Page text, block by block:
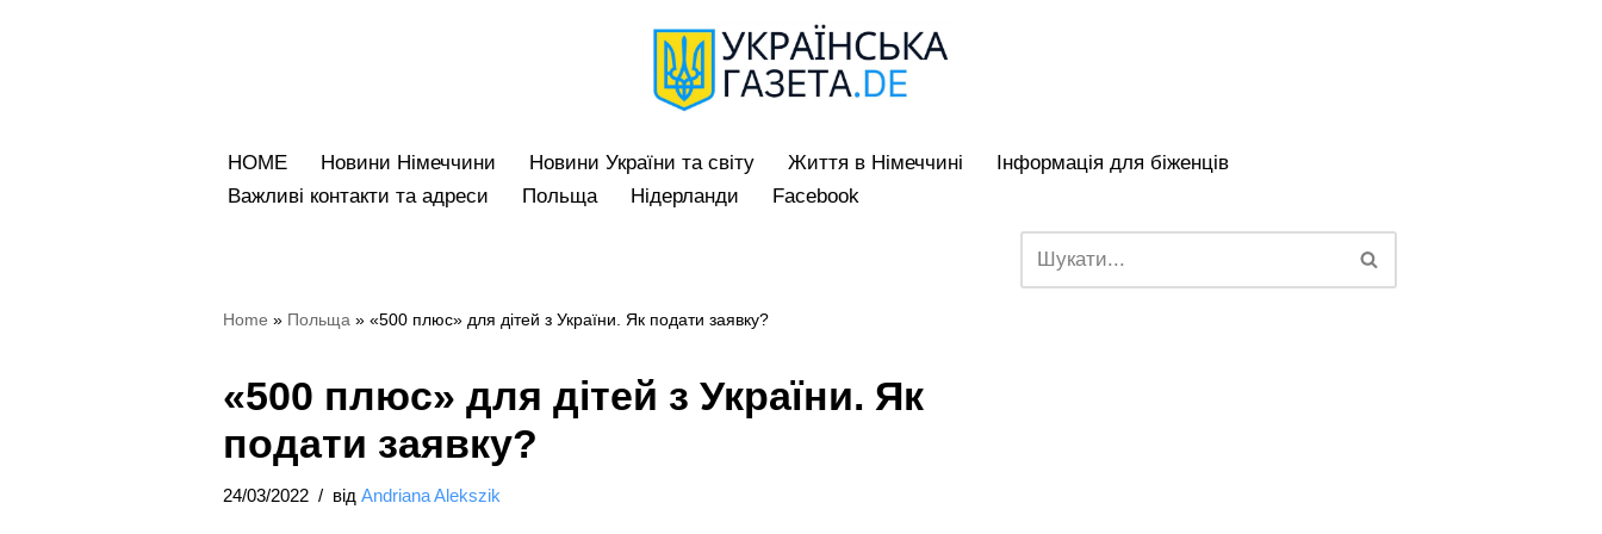
HOME
Новини Німеччини Hовини України та світу Життя в Німеччині
Iнформація для біженців
Bажливі контакти та адреси
Польща Нідерланди Facebook
Home » Польща » «500 плюс» для дітей з України. Як подати заявку?
«500 плюс» для дітей з України. Як
подати заявку?
24/03/2022 від Andriana Alekszik